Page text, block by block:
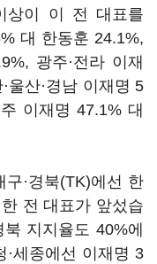
상이 이 전 대표를
대 한동훈 24.1%,
광주·전라 이재
울산·경남 이재명 5
이재명 47.1% 대
·경북(TK)에선 한
전 대표가 앞섰습
지지율도 40%에
·세종에선 이재명 3